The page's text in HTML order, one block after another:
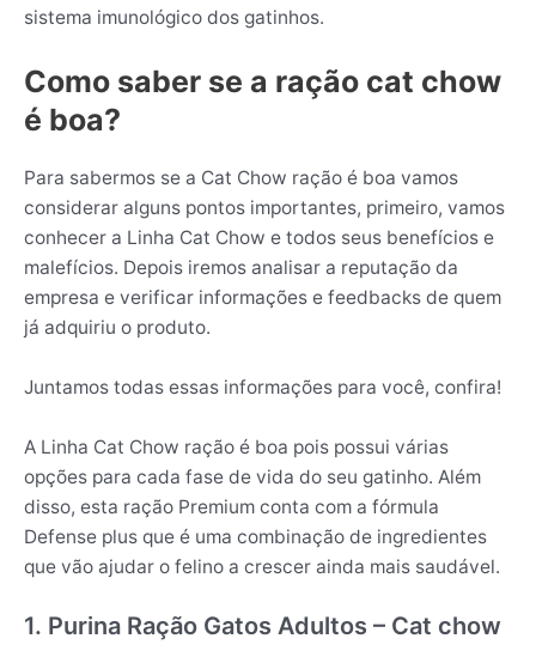
sistema imunológico dos gatinhos.
Como saber se a ração cat chow
é boa?
Para sabermos se a Cat Chow ração é boa vamos
considerar alguns pontos importantes, primeiro, vamos
conhecer a Linha Cat Chow e todos seus benefícios e
malefícios. Depois iremos analisar a reputação da
empresa e verificar informações e feedbacks de quem
já adquiriu o produto.
Juntamos todas essas informações para você, confira!
A Linha Cat Chow ração é boa pois possui várias
opções para cada fase de vida do seu gatinho. Além
disso, esta ração Premium conta com a fórmula
Defense plus que é uma combinação de ingredientes
que vão ajudar o felino a crescer ainda mais saudável.
1. Purina Ração Gatos Adultos – Cat chow